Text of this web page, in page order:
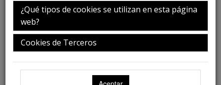
¿Qué tipos de cookies se utilizan en esta página
web?
Cookies de Terceros
10:30-12:00h.
Ubicación: Gran Salón Alonso II